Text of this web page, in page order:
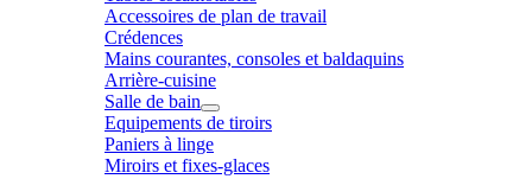
Accessoires de plan de travail
Crédences
Mains courantes, consoles et baldaquins
Arrière-cuisine
Salle de bain
Equipements de tiroirs
Paniers à linge
Miroirs et fixes-glaces